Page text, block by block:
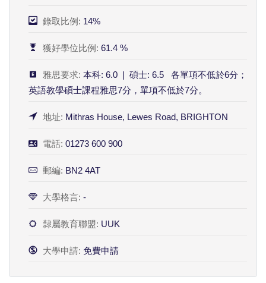
錄取比例: 14%
獲好學位比例: 61.4 %
雅思要求: 本科: 6.0 | 碩士: 6.5 各單項不低於6分；
英語教學碩士課程雅思7分，單項不低於7分。
地址: Mithras House, Lewes Road, BRIGHTON
電話: 01273 600 900
郵編: BN2 4AT
大學格言: -
隸屬教育聯盟: UUK
大學申請: 免費申請